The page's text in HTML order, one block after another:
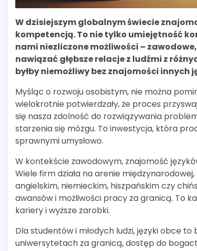
W dzisiejszym globalnym świecie
kompetencją. To nie tylko umiejętność
nami niezliczone możliwości –
nawiązać głębsze relacje z ludźmi z
byłby niemożliwy bez znajomości innych
Myśląc o rozwoju osobistym, nie można
wielokrotnie potwierdzały, że proces
się nasza zdolność do rozwiązywania
starzenia się mózgu. To inwestycja, która
sprawnymi umysłowo.
W kontekście zawodowym, znajomość
Wiele firm działa na arenie
angielskim, niemieckim, hiszpańskim czy
awansów i możliwości pracy za granicą. To
kariery i wyższe zarobki.
Dla studentów i młodych ludzi, języki obce
uniwersytetach za granicą, dostęp do